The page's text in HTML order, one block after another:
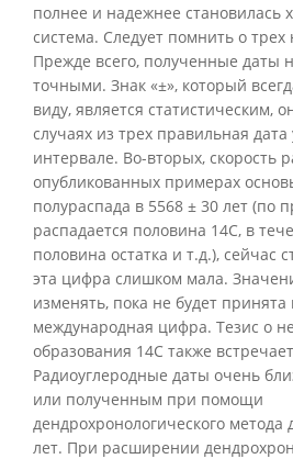
полнее и надежнее становилась
система. Следует помнить о трех
Прежде всего, полученные даты
точными. Знак «±», который
виду, является статистическим,
случаях из трех правильная
интервале. Во-вторых, скорость
опубликованных примерах
полураспада в 5568 ± 30 лет (по
распадается половина 14С, в
половина остатка и т.д.), сейчас
эта цифра слишком мала.
изменять, пока не будет принята
международная цифра. Тезис о
образования 14С также
Радиоуглеродные даты очень
или полученным при помощи
дендрохронологического метода
лет. При расширении